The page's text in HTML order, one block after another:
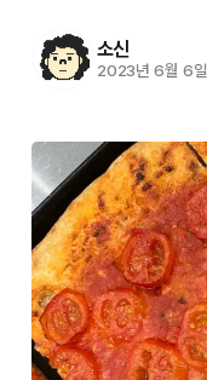
소신
2023년 6월 6일